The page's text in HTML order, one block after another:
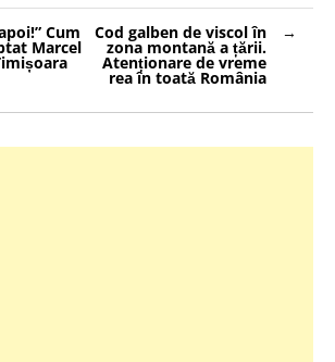
Cum
Marcel
Cod galben de viscol în
zona montană a țării.
Atenționare de vreme
rea în toată România